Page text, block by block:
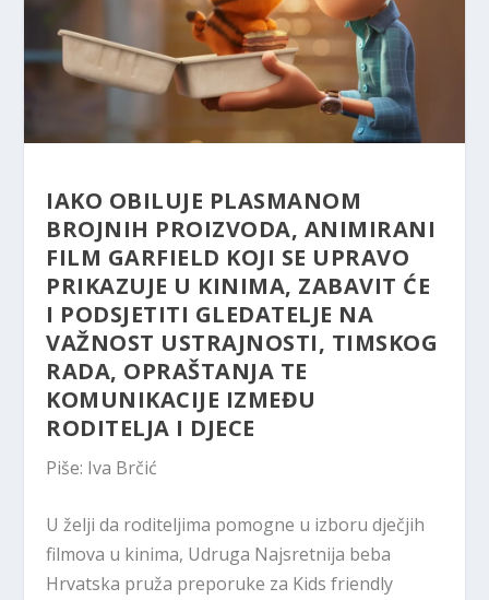
IAKO OBILUJE PLASMANOM
BROJNIH PROIZVODA, ANIMIRANI
FILM GARFIELD KOJI SE UPRAVO
PRIKAZUJE U KINIMA, ZABAVIT ĆE
I PODSJETITI GLEDATELJE NA
VAŽNOST USTRAJNOSTI, TIMSKOG
RADA, OPRAŠTANJA TE
KOMUNIKACIJE IZMEĐU
RODITELJA I DJECE
Piše: Iva Brčić
U želji da roditeljima pomogne u izboru dječjih
filmova u kinima, Udruga Najsretnija beba
Hrvatska pruža preporuke za Kids friendly